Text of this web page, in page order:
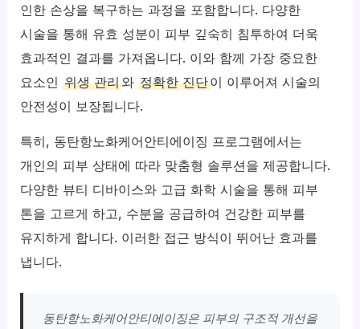
인한 손상을 복구하는 과정을 포함합니다. 다양한
시술을 통해 유효 성분이 피부 깊숙히 침투하여 더욱
효과적인 결과를 가져옵니다. 이와 함께 가장 중요한
요소인위생 관리와정확한 진단이 이루어져 시술의
안전성이 보장됩니다.
특히, 동탄항노화케어안티에이징 프로그램에서는
개인의 피부 상태에 따라 맞춤형 솔루션을 제공합니다.
다양한 뷰티 디바이스와 고급 화학 시술을 통해 피부
톤을 고르게 하고, 수분을 공급하여 건강한 피부를
유지하게 합니다. 이러한 접근 방식이 뛰어난 효과를
냅니다.
동탄항노화케어안티에이징은 피부의 구조적 개선을